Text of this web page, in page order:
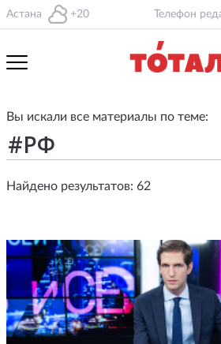
Астана +20 Телефон
Вы искали все материалы по теме:
Найдено результатов: 62